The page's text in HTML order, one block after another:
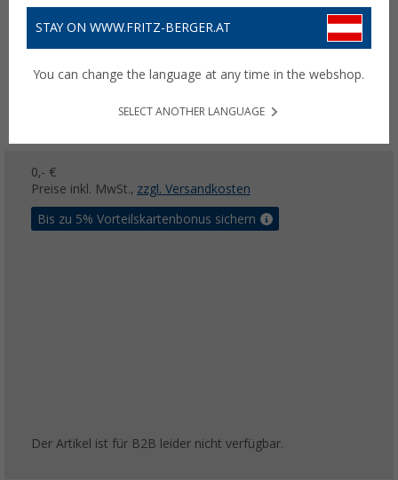
0,- €
Preise inkl. MwSt., zzgl. Versandkosten
Bis zu 5% Vorteilskartenbonus sichern
Der Artikel ist für B2B leider nicht verfügbar.
STAY ON WWW.FRITZ-BERGER.AT
You can change the language at any time in the webshop.
SELECT ANOTHER LANGUAGE